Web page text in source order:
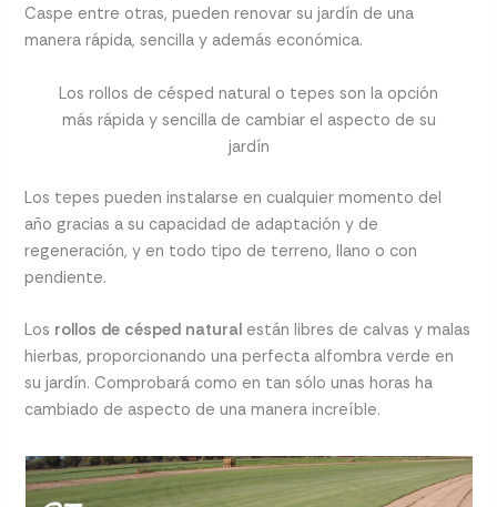
Caspe entre otras, pueden renovar su jardín de una
manera rápida, sencilla y además económica.
Los rollos de césped natural o tepes son la opción
más rápida y sencilla de cambiar el aspecto de su
jardín
Los tepes pueden instalarse en cualquier momento del
año gracias a su capacidad de adaptación y de
regeneración, y en todo tipo de terreno, llano o con
pendiente.
Los rollos de césped natural están libres de calvas y malas
hierbas, proporcionando una perfecta alfombra verde en
su jardín. Comprobará como en tan sólo unas horas ha
cambiado de aspecto de una manera increíble.